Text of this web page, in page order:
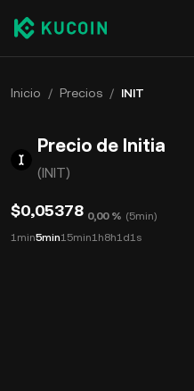
Inicio / Precios / INIT
Precio de Initia
(INIT)
$0,05378 0,00 % (5min)
1min5min15min1h8h1d1s